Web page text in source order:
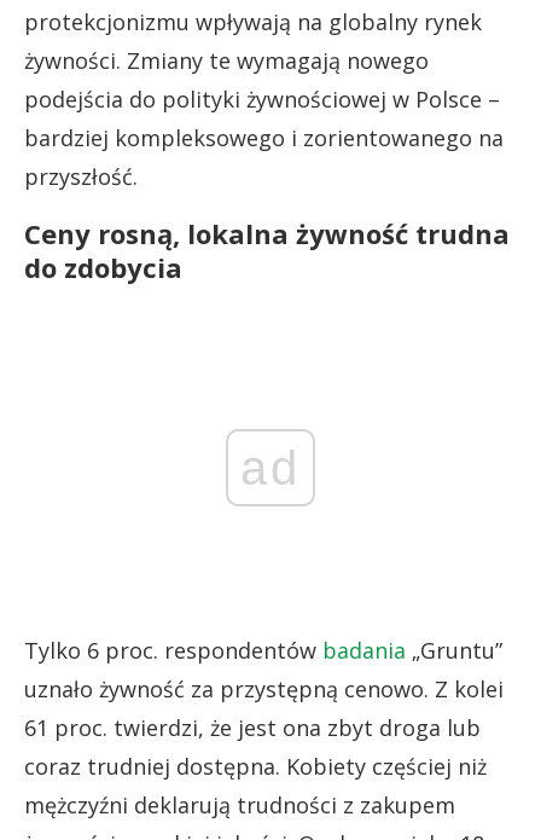
protekcjonizmu wpływają na globalny rynek
żywności. Zmiany te wymagają nowego
podejścia do polityki żywnościowej w Polsce –
bardziej kompleksowego i zorientowanego na
przyszłość.
Ceny rosną, lokalna żywność trudna
do zdobycia
ad
Tylko 6 proc. respondentów badania „Gruntu”
uznało żywność za przystępną cenowo. Z kolei
61 proc. twierdzi, że jest ona zbyt droga lub
coraz trudniej dostępna. Kobiety częściej niż
mężczyźni deklarują trudności z zakupem